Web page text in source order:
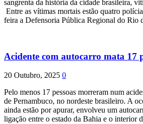
sangrenta da história da cidade brasileira,
Entre as vítimas mortais estão quatro
feira a Defensoria Pública Regional do Rio
Acidente com autocarro mata 17
20 Outubro, 2025 0
Pelo menos 17 pessoas morreram num
de Pernambuco, no nordeste brasileiro. A
ainda estão por apurar, envolveu um
ligação entre o estado da Bahia e o interior